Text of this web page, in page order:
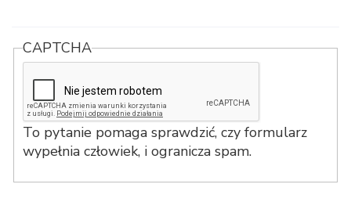
CAPTCHA
To pytanie pomaga sprawdzić, czy formularz
wypełnia człowiek, i ogranicza spam.